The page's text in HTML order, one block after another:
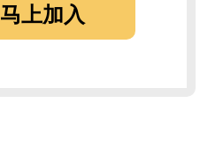
马上加入